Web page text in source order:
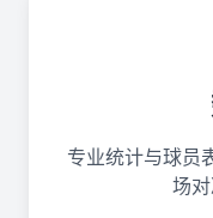
专业统计与球员
场